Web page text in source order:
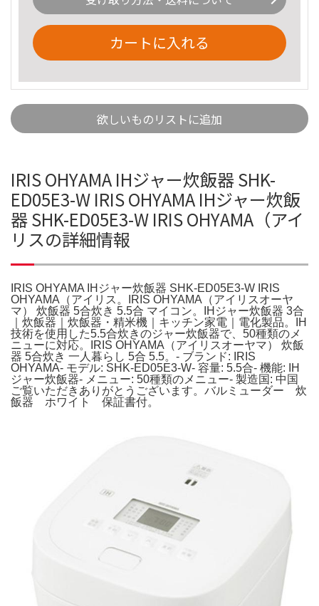
カートに入れる
欲しいものリストに追加
IRIS OHYAMA IHジャー炊飯器 SHK-
ED05E3-W IRIS OHYAMA IHジャー炊飯
器 SHK-ED05E3-W IRIS OHYAMA（アイ
リスの詳細情報
IRIS OHYAMA IHジャー炊飯器 SHK-ED05E3-W IRIS
OHYAMA（アイリス。IRIS OHYAMA（アイリスオーヤ
マ） 炊飯器 5合炊き 5.5合 マイコン。IHジャー炊飯器 3合
｜炊飯器｜炊飯器・精米機｜キッチン家電｜電化製品。IH
技術を使用した5.5合炊きのジャー炊飯器で、50種類のメ
ニューに対応。IRIS OHYAMA（アイリスオーヤマ） 炊飯
器 5合炊き 一人暮らし 5合 5.5。- ブランド: IRIS
OHYAMA- モデル: SHK-ED05E3-W- 容量: 5.5合- 機能: IH
ジャー炊飯器- メニュー: 50種類のメニュー- 製造国: 中国
ご覧いただきありがとうございます。バルミューダー 炊
飯器 ホワイト 保証書付。